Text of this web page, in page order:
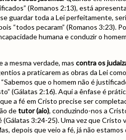
(Romanos 2:13), está
guardar toda a Lei perfeitamente,
“todos pecaram” (Romanos 3:23).
humana e conduzir o
a mesma verdade, mas contra os
a praticarem as obras da Lei
que o homem não é
(Gálatas 2:16). Aqui a ênfase é
a fé em Cristo precise ser
detutor (aio), conduzindo-nos a
3:24-25). Uma vez que Cristo
depois que veio a fé, já não